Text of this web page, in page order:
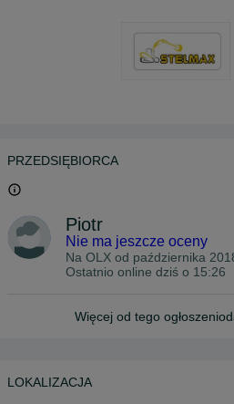
PRZEDSIĘBIORCA
Piotr
Nie ma jeszcze oceny
Na OLX od października
Ostatnio online dziś o 15:26
Więcej od tego
LOKALIZACJA